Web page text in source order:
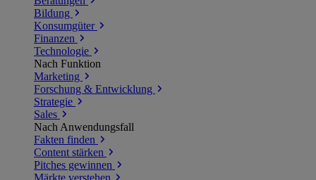
Bildung
Konsumgüter
Finanzen
Technologie
Nach Funktion
Marketing
Forschung & Entwicklung
Strategie
Sales
Nach Anwendungsfall
Fakten finden
Content stärken
Pitches gewinnen
Märkte verstehen